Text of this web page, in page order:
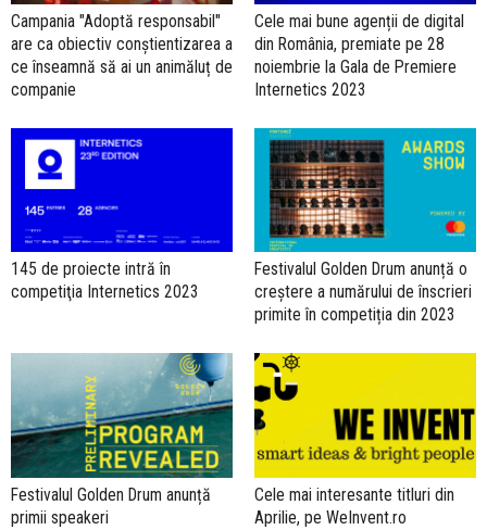
Campania "Adoptă responsabil"
are ca obiectiv conştientizarea a
ce înseamnă să ai un animăluț de
companie
Cele mai bune agenții de digital
din România, premiate pe 28
noiembrie la Gala de Premiere
Internetics 2023
145 de proiecte intră în
competiţia Internetics 2023
Festivalul Golden Drum anunță o
creștere a numărului de înscrieri
primite în competiția din 2023
Festivalul Golden Drum anunță
primii speakeri
Cele mai interesante titluri din
Aprilie, pe WeInvent.ro